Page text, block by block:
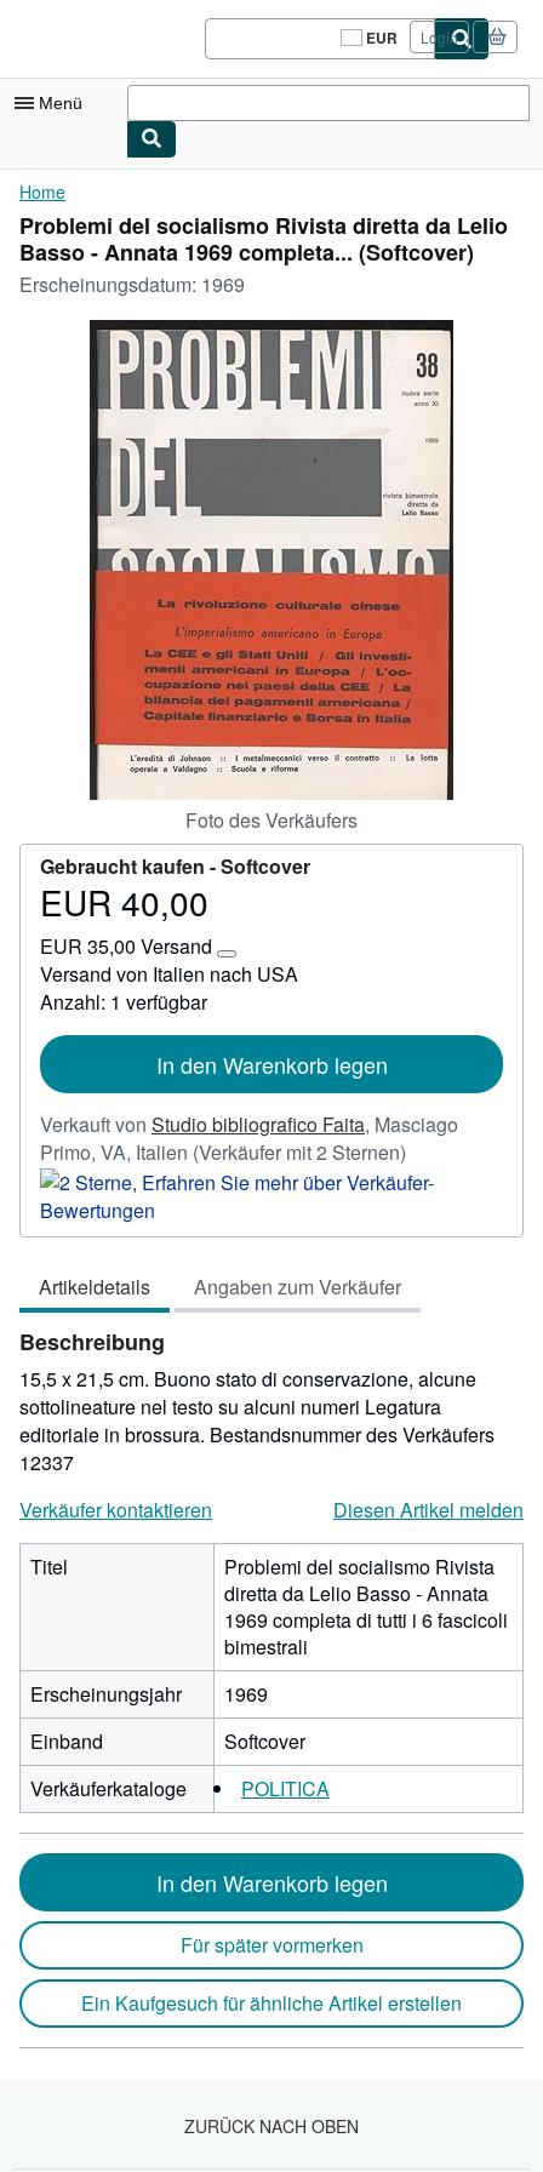
EUR
Seite
der
Login
Menü
Nutzerkonto
Meine Bestellungen
Logout
Detailsuche
Sammlungen
Antiquarische Bücher
Kunst & Sammlerstücke
Verkäufer werden
SCHLIESSEN
Home
Problemi del socialismo Rivista diretta da Lelio
Basso - Annata 1969 completa... (Softcover)
Erscheinungsdatum: 1969
Foto des Verkäufers
Gebraucht kaufen -Softcover
Preis
40,00
EUR 40,00
EUR 35,00 Versand
Weitere
Informationen
Versand von Italien nach USA
Anzahl: 1 verfügbar
In den Warenkorb legen
Verkauft von Studio bibliografico Faita, Masciago
Primo, VA, Italien (Verkäufer mit 2 Sternen)
2
5
Artikeldetails
Angaben zum Verkäufer
Beschreibung
15,5 x 21,5 cm. Buono stato di conservazione, alcune
sottolineature nel testo su alcuni numeri Legatura
editoriale in brossura. Bestandsnummer des Verkäufers
12337
Verkäufer kontaktieren
Diesen Artikel melden
Titel
Problemi del socialismo Rivista
diretta da Lelio Basso - Annata
1969 completa di tutti i 6 fascicoli
bimestrali
Erscheinungsjahr
1969
Einband
Softcover
Verkäuferkataloge
POLITICA
In den Warenkorb legen
Für später vormerken
Ein Kaufgesuch für ähnliche Artikel erstellen
ZURÜCK NACH OBEN